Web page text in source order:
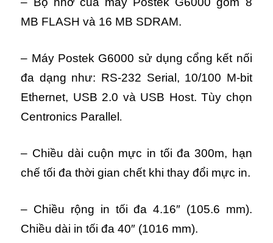
MB FLASH và 16 MB SDRAM.
– Máy Postek G6000 sử dụng cổng kết nối
đa dạng như: RS-232 Serial, 10/100 M-bit
Ethernet, USB 2.0 và USB Host. Tùy chọn
Centronics Parallel.
– Chiều dài cuộn mực in tối đa 300m, hạn
chế tối đa thời gian chết khi thay đổi mực in.
– Chiều rộng in tối đa 4.16″ (105.6 mm).
Chiều dài in tối đa 40″ (1016 mm).